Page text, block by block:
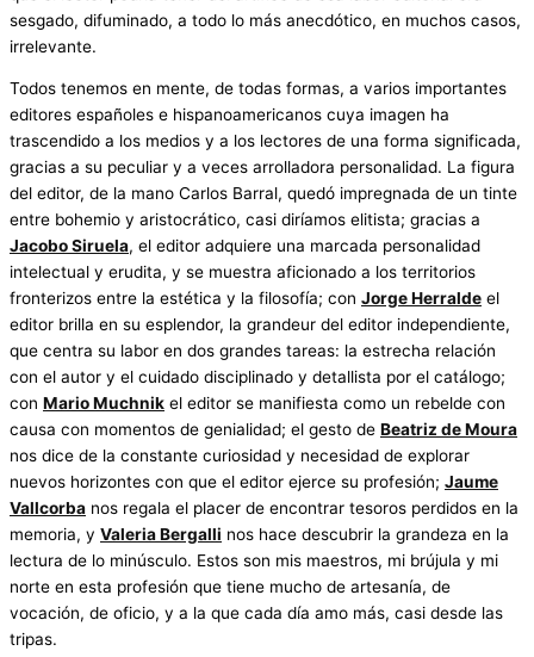
sesgado, difuminado, a todo lo más anecdótico, en muchos casos,
irrelevante.
Todos tenemos en mente, de todas formas, a varios importantes
editores españoles e hispanoamericanos cuya imagen ha
trascendido a los medios y a los lectores de una forma significada,
gracias a su peculiar y a veces arrolladora personalidad. La figura
del editor, de la mano Carlos Barral, quedó impregnada de un tinte
entre bohemio y aristocrático, casi diríamos elitista; gracias a
Jacobo Siruela, el editor adquiere una marcada personalidad
intelectual y erudita, y se muestra aficionado a los territorios
fronterizos entre la estética y la filosofía; con Jorge Herralde el
editor brilla en su esplendor, la grandeur del editor independiente,
que centra su labor en dos grandes tareas: la estrecha relación
con el autor y el cuidado disciplinado y detallista por el catálogo;
con Mario Muchnik el editor se manifiesta como un rebelde con
causa con momentos de genialidad; el gesto de Beatriz de Moura
nos dice de la constante curiosidad y necesidad de explorar
nuevos horizontes con que el editor ejerce su profesión; Jaume
Vallcorba nos regala el placer de encontrar tesoros perdidos en la
memoria, y Valeria Bergalli nos hace descubrir la grandeza en la
lectura de lo minúsculo. Estos son mis maestros, mi brújula y mi
norte en esta profesión que tiene mucho de artesanía, de
vocación, de oficio, y a la que cada día amo más, casi desde las
tripas.